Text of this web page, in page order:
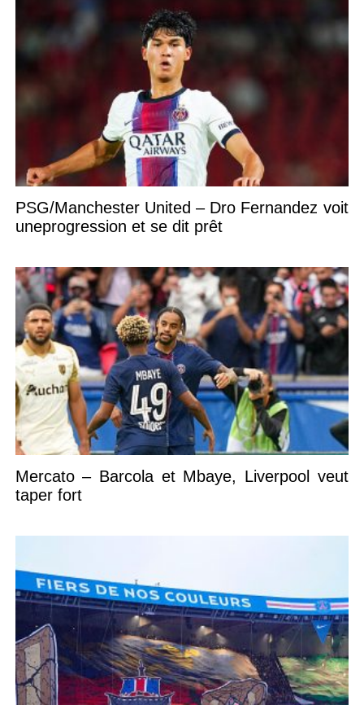
PSG/Manchester United – Dro Fernandez voit
uneprogression et se dit prêt
Mercato – Barcola et Mbaye, Liverpool veut
taper fort